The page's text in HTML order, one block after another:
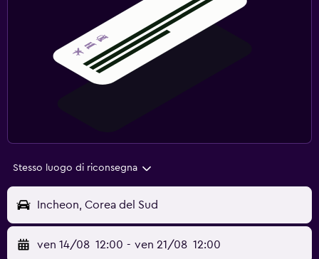
Stesso luogo di riconsegna
Incheon, Corea del Sud
ven 14/08 12:00 - ven 21/08 12:00